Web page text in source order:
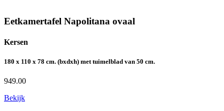
Eetkamertafel Napolitana ovaal
Kersen
180 x 110 x 78 cm. (bxdxh) met tuimelblad van 50 cm.
949.00
Bekijk